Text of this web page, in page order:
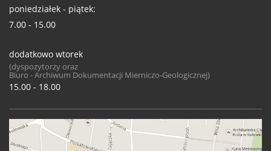
poniedziałek - piątek:
7.00 - 15.00
dodatkowo wtorek
(dyspozytorzy oraz
Biuro - Archiwum Dokumentacji Mierniczo-Geologicznej)
15.00 - 18.00